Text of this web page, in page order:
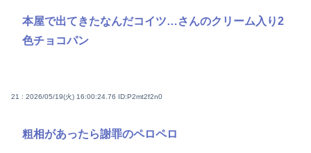
本屋で出てきたなんだコイツ…さんのクリーム入り2
色チョコパン
21 : 2026/05/19(火) 16:00:24.76 ID:P2mt2f2n0
粗相があったら謝罪のペロペロ